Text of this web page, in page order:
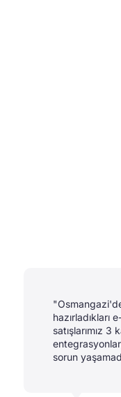
hazırladıkları
satışlarımız 3
sorun